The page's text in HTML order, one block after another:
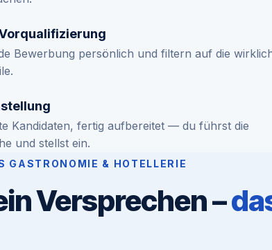
Bewerbung persönlich und filtern auf die
Kandidaten, fertig aufbereitet — du führst die
und stellst ein.
GASTRONOMIE & HOTELLERIE
Versprechen –